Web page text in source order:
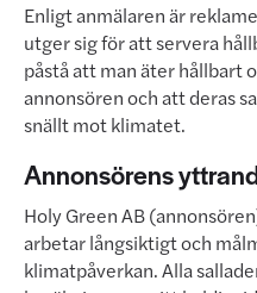
Enligt anmälaren är
utger sig för att servera
påstå att man äter hållbart
annonsören och att deras
snällt mot klimatet.
Annonsörens
Holy Green AB
arbetar långsiktigt och
klimatpåverkan. Alla